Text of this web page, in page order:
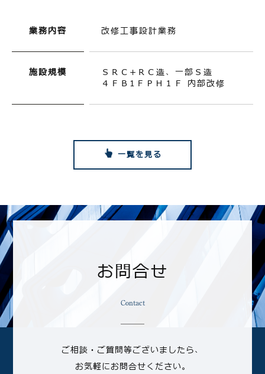
業務内容 改修工事設計業務
施設規模
ＳＲＣ+ＲＣ造、一部Ｓ造
４ＦＢ1ＦＰＨ１Ｆ 内部改修
一覧を見る
お問合せ
Contact
ご相談・ご質問等ございましたら、
お気軽にお問合せください。